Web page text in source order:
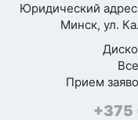
Юридический
Минск, ул.
Прием